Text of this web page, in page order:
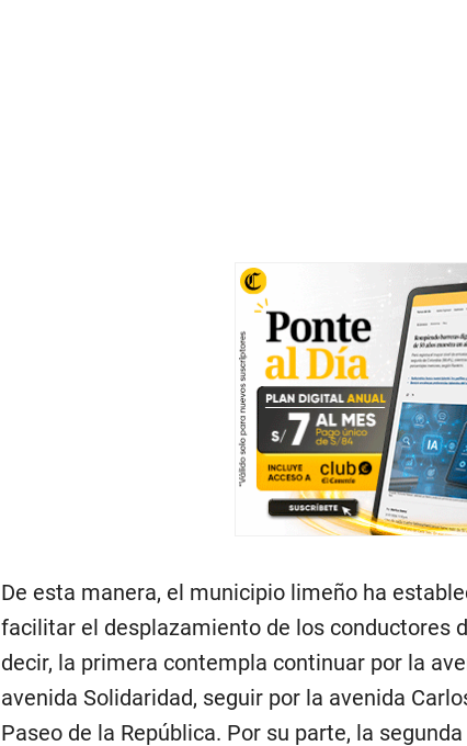
De esta manera, el municipio limeño ha
facilitar el desplazamiento de los conductores
decir, la primera contempla continuar por la
avenida Solidaridad, seguir por la avenida
Paseo de la República. Por su parte, la